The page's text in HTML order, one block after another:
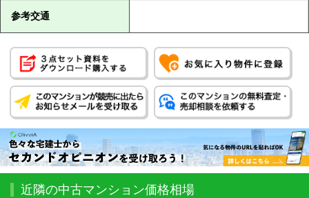
参考交通
近隣の中古マンション価格相場